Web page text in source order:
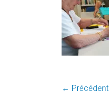
← Précédent